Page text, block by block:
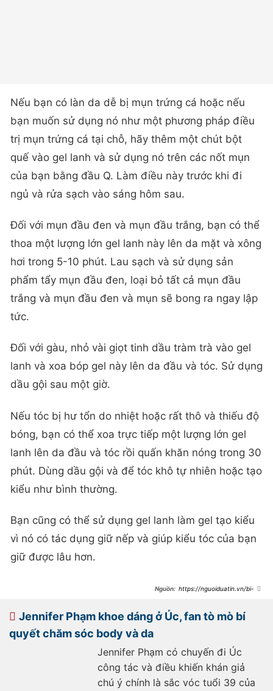
Nếu bạn có làn da dễ bị mụn trứng cá hoặc nếu
bạn muốn sử dụng nó như một phương pháp điều
trị mụn trứng cá tại chỗ, hãy thêm một chút bột
quế vào gel lanh và sử dụng nó trên các nốt mụn
của bạn bằng đầu Q. Làm điều này trước khi đi
ngủ và rửa sạch vào sáng hôm sau.
Đối với mụn đầu đen và mụn đầu trắng, bạn có thể
thoa một lượng lớn gel lanh này lên da mặt và xông
hơi trong 5-10 phút. Lau sạch và sử dụng sản
phẩm tẩy mụn đầu đen, loại bỏ tất cả mụn đầu
trắng và mụn đầu đen và mụn sẽ bong ra ngay lập
tức.
Đối với gàu, nhỏ vài giọt tinh dầu tràm trà vào gel
lanh và xoa bóp gel này lên da đầu và tóc. Sử dụng
dầu gội sau một giờ.
Nếu tóc bị hư tổn do nhiệt hoặc rất thô và thiếu độ
bóng, bạn có thể xoa trực tiếp một lượng lớn gel
lanh lên da đầu và tóc rồi quấn khăn nóng trong 30
phút. Dùng dầu gội và để tóc khô tự nhiên hoặc tạo
kiểu như bình thường.
Bạn cũng có thể sử dụng gel lanh làm gel tạo kiểu
vì nó có tác dụng giữ nếp và giúp kiểu tóc của bạn
giữ được lâu hơn.
https://nguoiduatin.vn/bi-
a657789.html
Jennifer Phạm khoe dáng ở Úc, fan tò mò bí
quyết chăm sóc body và da
Jennifer Phạm có chuyến đi Úc
công tác và điều khiến khán giả
chú ý chính là sắc vóc tuổi 39 của